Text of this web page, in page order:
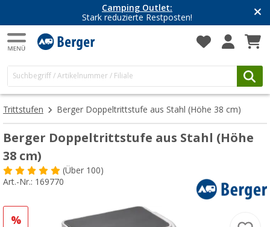
Camping Outlet:
Stark reduzierte Restposten!
Trittstufen Berger Doppeltrittstufe aus Stahl (Höhe 38 cm)
Berger Doppeltrittstufe aus Stahl (Höhe
38 cm)
(Über100)
Art.-Nr.: 169770
%